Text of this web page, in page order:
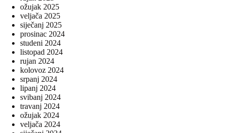
ožujak 2025
veljača 2025
siječanj 2025
prosinac 2024
studeni 2024
listopad 2024
rujan 2024
kolovoz 2024
srpanj 2024
lipanj 2024
svibanj 2024
travanj 2024
ožujak 2024
veljača 2024